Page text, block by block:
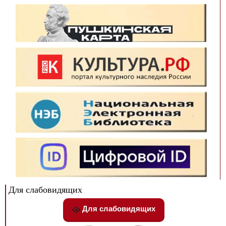
Для слабовидящих
Для слабовидящих